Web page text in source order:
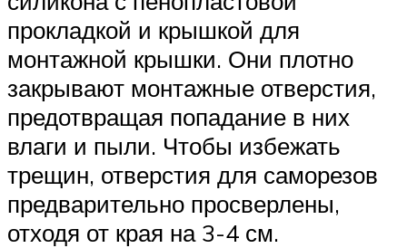
прокладкой и крышкой для
монтажной крышки. Они плотно
закрывают монтажные отверстия,
предотвращая попадание в них
влаги и пыли. Чтобы избежать
трещин, отверстия для саморезов
предварительно просверлены,
отходя от края на 3-4 см.